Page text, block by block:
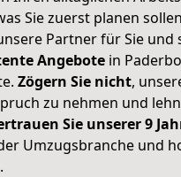
Sie zuerst planen
Partner für Sie und
Angebote in
Zögern Sie nicht,
zu nehmen und
Sie unserer 9
Umzugsbranche und